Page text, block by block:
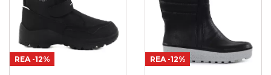
REA -12% REA -12%